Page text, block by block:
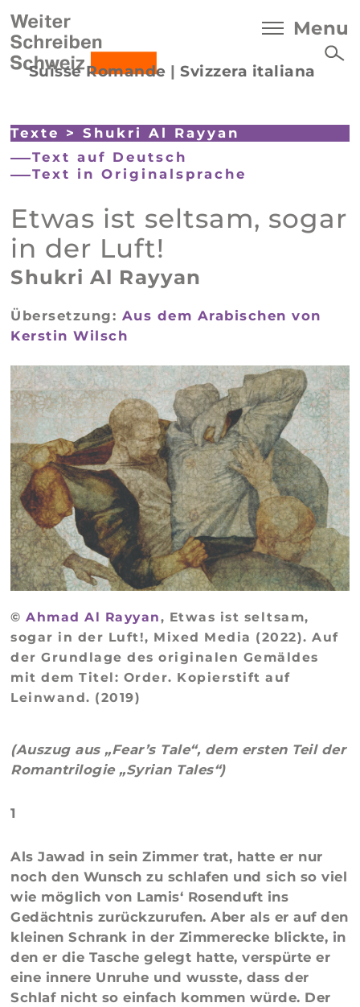
Suisse Romande |Svizzera italiana
Menu
Texte >Shukri Al Rayyan
Text auf Deutsch
Text in Originalsprache
Etwas ist seltsam, sogar
in der Luft!
Shukri Al Rayyan
Übersetzung: Aus dem Arabischen von
Kerstin Wilsch
©Ahmad Al Rayyan, Etwas ist seltsam,
sogar in der Luft!, Mixed Media (2022). Auf
der Grundlage des originalen Gemäldes
mit dem Titel: Order. Kopierstift auf
Leinwand. (2019)
(Auszug aus „Fear’s Tale“, dem ersten Teil der
Romantrilogie „Syrian Tales“)
1
Als Jawad in sein Zimmer trat, hatte er nur
noch den Wunsch zu schlafen und sich so viel
wie möglich von Lamis‘ Rosenduft ins
Gedächtnis zurückzurufen. Aber als er auf den
kleinen Schrank in der Zimmerecke blickte, in
den er die Tasche gelegt hatte, verspürte er
eine innere Unruhe und wusste, dass der
Schlaf nicht so einfach kommen würde. Der